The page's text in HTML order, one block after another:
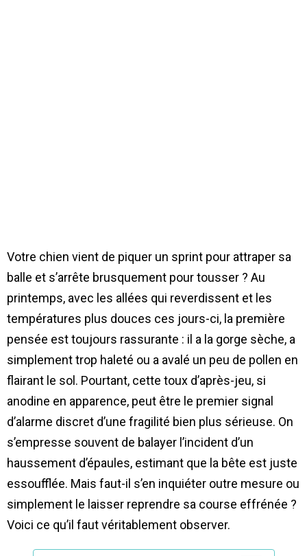
Votre chien vient de piquer un sprint pour attraper sa
balle et s’arrête brusquement pour tousser ? Au
printemps, avec les allées qui reverdissent et les
températures plus douces ces jours-ci, la première
pensée est toujours rassurante : il a la gorge sèche, a
simplement trop haleté ou a avalé un peu de pollen en
flairant le sol. Pourtant, cette toux d’après-jeu, si
anodine en apparence, peut être le premier signal
d’alarme discret d’une fragilité bien plus sérieuse. On
s’empresse souvent de balayer l’incident d’un
haussement d’épaules, estimant que la bête est juste
essoufflée. Mais faut-il s’en inquiéter outre mesure ou
simplement le laisser reprendre sa course effrénée ?
Voici ce qu’il faut véritablement observer.